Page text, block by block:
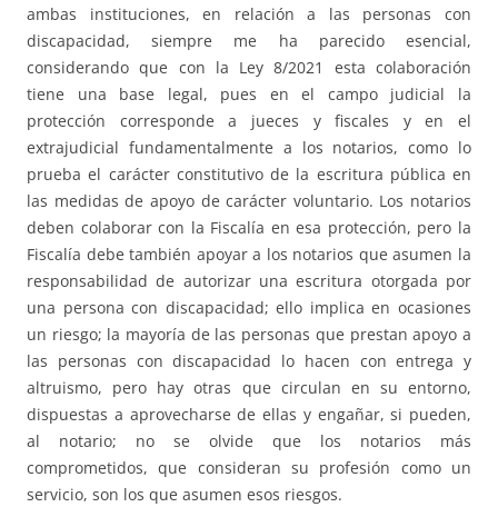
ambas instituciones, en relación a las personas con
discapacidad, siempre me ha parecido esencial,
considerando que con la Ley 8/2021 esta colaboración
tiene una base legal, pues en el campo judicial la
protección corresponde a jueces y fiscales y en el
extrajudicial fundamentalmente a los notarios, como lo
prueba el carácter constitutivo de la escritura pública en
las medidas de apoyo de carácter voluntario. Los notarios
deben colaborar con la Fiscalía en esa protección, pero la
Fiscalía debe también apoyar a los notarios que asumen la
responsabilidad de autorizar una escritura otorgada por
una persona con discapacidad; ello implica en ocasiones
un riesgo; la mayoría de las personas que prestan apoyo a
las personas con discapacidad lo hacen con entrega y
altruismo, pero hay otras que circulan en su entorno,
dispuestas a aprovecharse de ellas y engañar, si pueden,
al notario; no se olvide que los notarios más
comprometidos, que consideran su profesión como un
servicio, son los que asumen esos riesgos.